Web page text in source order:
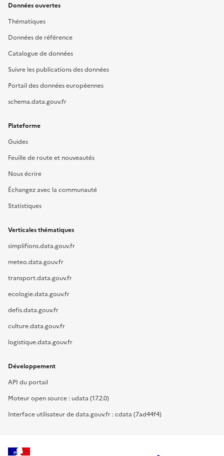
Données ouvertes
Thématiques
Données de référence
Catalogue de données
Suivre les publications des données
Portail des données européennes
schema.data.gouv.fr
Plateforme
Guides
Feuille de route et nouveautés
Nous écrire
Échangez avec la communauté
Statistiques
Verticales thématiques
simplifions.data.gouv.fr
meteo.data.gouv.fr
transport.data.gouv.fr
ecologie.data.gouv.fr
defis.data.gouv.fr
culture.data.gouv.fr
logistique.data.gouv.fr
Développement
API du portail
Moteur open source : udata (17.2.0)
Interface utilisateur de data.gouv.fr : cdata (7ad44f4)